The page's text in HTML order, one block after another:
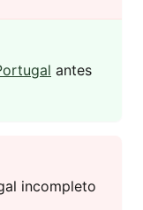
antes
incompleto